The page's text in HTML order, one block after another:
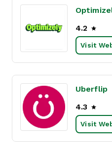
4.2
Visit
Uberflip
4.3
Visit